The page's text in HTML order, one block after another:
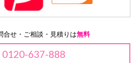
合せ・ご相談・見積りは無料
0120-637-888